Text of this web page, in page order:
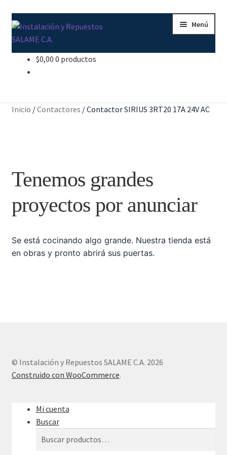
Ir
a
la
navegación
Ir
al
contenido
Menú
Finalizar compra
Mi cuenta
Sample Page
$0,00 0 productos
Inicio /Contactores /Contactor SIRIUS 3RT20 17A 24V AC
Tenemos grandes
proyectos por anunciar
Se está cocinando algo grande. Nuestra tienda está
en obras y pronto abrirá sus puertas.
© Instalación y Repuestos SALAME C.A. 2026
Construido con WooCommerce.
Mi cuenta
Buscar